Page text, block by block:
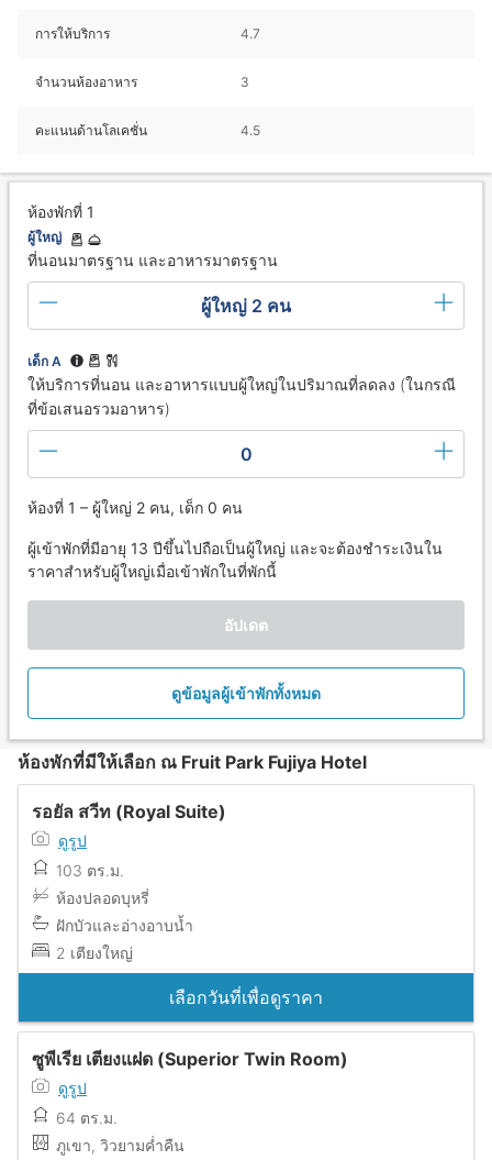
การให้บริการ 4.7
จำนวนห้องอาหาร 3
คะแนนด้านโลเคชั่น 4.5
ห้องพักที่ 1
ผู้ใหญ่
ที่นอนมาตรฐาน และอาหารมาตรฐาน
ผู้ใหญ่ 2 คน
เด็ก A
ให้บริการที่นอน และอาหารแบบผู้ใหญ่ในปริมาณที่ลดลง (ในกรณี
ที่ข้อเสนอรวมอาหาร)
0
ห้องที่ 1 – ผู้ใหญ่ 2 คน, เด็ก 0 คน
ผู้เข้าพักที่มีอายุ 13 ปีขึ้นไปถือเป็นผู้ใหญ่ และจะต้องชำระเงินใน
ราคาสำหรับผู้ใหญ่เมื่อเข้าพักในที่พักนี้
อัปเดต
ดูข้อมูลผู้เข้าพักทั้งหมด
ห้องพักที่มีให้เลือก ณ Fruit Park Fujiya Hotel
รอยัล สวีท (Royal Suite)
ดูรูป
103 ตร.ม.
ห้องปลอดบุหรี่
ฝักบัวและอ่างอาบน้ำ
2 เตียงใหญ่
เลือกวันที่เพื่อดูราคา
ซูพีเรีย เตียงแฝด (Superior Twin Room)
ดูรูป
64 ตร.ม.
ภูเขา, วิวยามค่ำคืน